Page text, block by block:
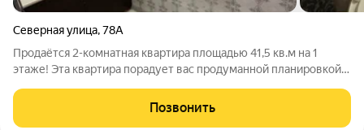
Северная улица,78А
Продаётся 2-комнатная квартира площадью 41,5 кв.м на 1
этаже! Эта квартира порадует вас продуманной планировкой:
которая поможет поддерживать порядок. Санузел
совмещённый, с современной душевой
Позвонить